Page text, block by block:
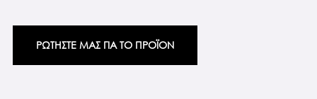
ΡΩΤΗΣΤΕ ΜΑΣ ΓΙΑ ΤΟ ΠΡΟΪΟΝ